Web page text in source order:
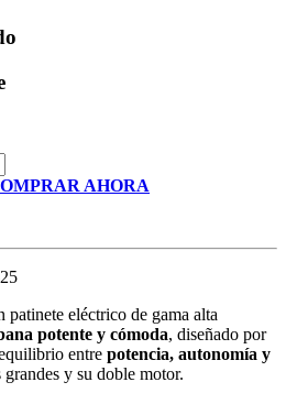
AHORA
patinete eléctrico de gama alta
potente y cómoda, diseñado por
entre potencia, autonomía y
grandes y su doble motor.